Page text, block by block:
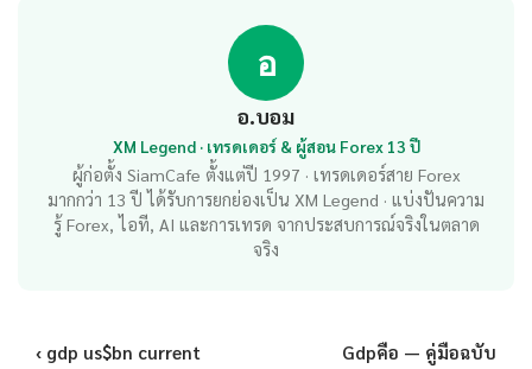
อ
อ.บอม
XM Legend · เทรดเดอร์ & ผู้สอน Forex 13 ปี
ผู้ก่อตั้ง SiamCafe ตั้งแต่ปี 1997 · เทรดเดอร์สาย Forex
มากกว่า 13 ปี ได้รับการยกย่องเป็น XM Legend · แบ่งปันความ
รู้ Forex, ไอที, AI และการเทรด จากประสบการณ์จริงในตลาด
จริง
‹ gdp us$bn current
Gdpคือ — คู่มือฉบับ